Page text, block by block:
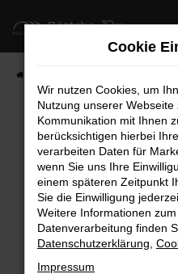
Zum
springen
Fehler:
Beim Laden ist ein
Hier sind ein paar
Überprüfe deine
Laden andere
Cookie
Wir nutzen Cookies, um
Nutzung unserer
Kommunikation mit Ihnen
berücksichtigen hierbei
verarbeiten Daten für
wenn Sie uns Ihre
einem späteren Zeitpunkt
Sie die Einwilligung
Weitere Informationen
Datenverarbeitung finden
Datenschutzerklärung
Impressum